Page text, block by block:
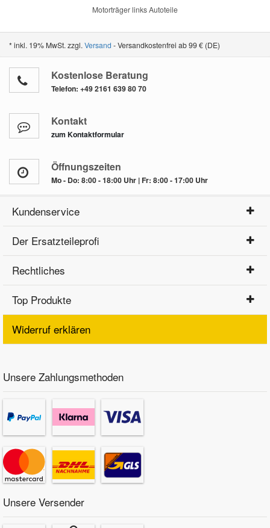
Motorträger links Autoteile
* inkl. 19% MwSt. zzgl. Versand - Versandkostenfrei ab 99 € (DE)
Kostenlose Beratung
Telefon: +49 2161 639 80 70
Kontakt
zum Kontaktformular
Öffnungszeiten
Mo - Do: 8:00 - 18:00 Uhr | Fr: 8:00 - 17:00 Uhr
Kundenservice
Der Ersatzteileprofi
Rechtliches
Top Produkte
Widerruf erklären
Unsere Zahlungsmethoden
Unsere Versender
Suzuki Ersatzteile
Toyota Ersatzteile
Vauxhall Ersatzteile
Volvo Ersatzteile